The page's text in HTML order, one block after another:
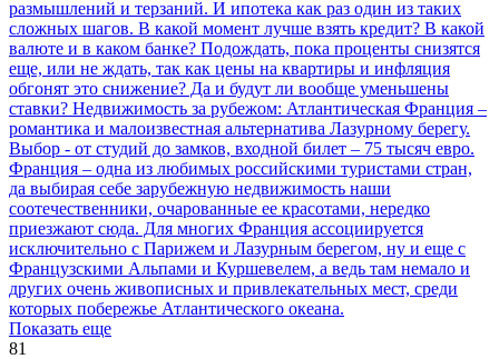
размышлений и терзаний. И ипотека как раз один из таких
сложных шагов. В какой момент лучше взять кредит? В какой
валюте и в каком банке? Подождать, пока проценты снизятся
еще, или не ждать, так как цены на квартиры и инфляция
обгонят это снижение? Да и будут ли вообще уменьшены
ставки? Недвижимость за рубежом: Атлантическая Франция –
романтика и малоизвестная альтернатива Лазурному берегу.
Выбор - от студий до замков, входной билет – 75 тысяч евро.
Франция – одна из любимых российскими туристами стран,
да выбирая себе зарубежную недвижимость наши
соотечественники, очарованные ее красотами, нередко
приезжают сюда. Для многих Франция ассоциируется
исключительно с Парижем и Лазурным берегом, ну и еще с
Французскими Альпами и Куршевелем, а ведь там немало и
других очень живописных и привлекательных мест, среди
которых побережье Атлантического океана.
Показать еще
81